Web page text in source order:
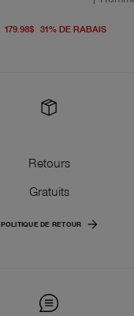
prix d'origine 260.00$
179.98$ 31% DE RABAISÀ
Retours
Gratuits
POLITIQUE DE RETOUR